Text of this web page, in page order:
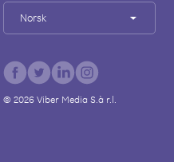
Norsk
© 2026Viber Media S.à r.l.